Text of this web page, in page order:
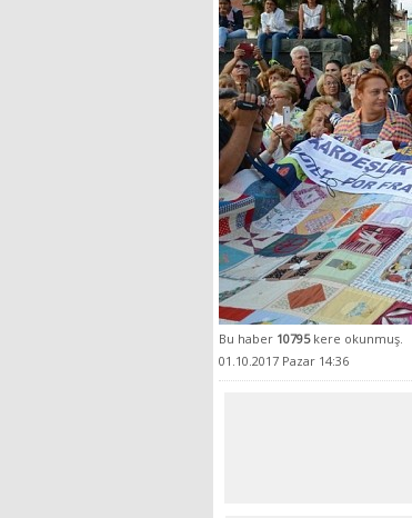
Bu haber 10795 kere okunmuş.
01.10.2017 Pazar 14:36